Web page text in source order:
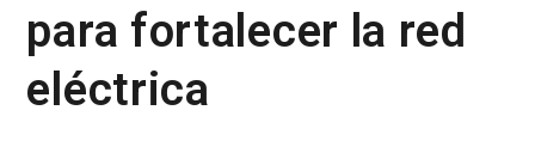
para fortalecer la red
eléctrica